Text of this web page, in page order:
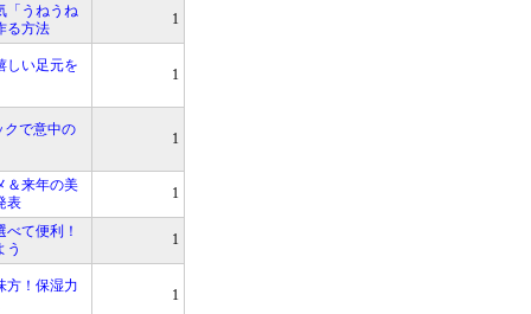
「うねうね
る方法
1
しい足元を
1
クで意中の
1
＆来年の美
表
1
て便利！
う
1
方！保湿力
1